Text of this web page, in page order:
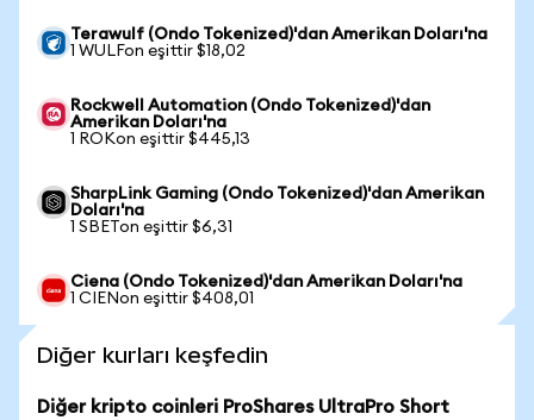
Terawulf (Ondo Tokenized)'dan Amerikan Doları'na
1 WULFon eşittir $18,02
Rockwell Automation (Ondo Tokenized)'dan
Amerikan Doları'na
1 ROKon eşittir $445,13
SharpLink Gaming (Ondo Tokenized)'dan Amerikan
Doları'na
1 SBETon eşittir $6,31
Ciena (Ondo Tokenized)'dan Amerikan Doları'na
1 CIENon eşittir $408,01
Diğer kurları keşfedin
Diğer kripto coinleri ProShares UltraPro Short